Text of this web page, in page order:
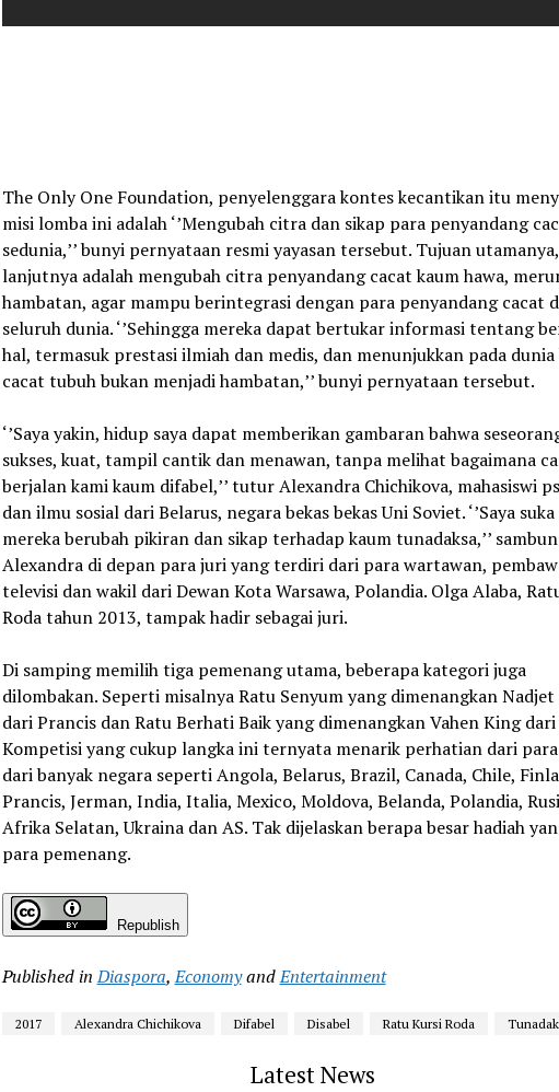
The Only One Foundation, penyelenggara kontes kecantikan itu
misi lomba ini adalah ‘’Mengubah citra dan sikap para penyandang
sedunia,’’ bunyi pernyataan resmi yayasan tersebut. Tujuan utamanya,
lanjutnya adalah mengubah citra penyandang cacat kaum hawa,
hambatan, agar mampu berintegrasi dengan para penyandang cacat
seluruh dunia. ‘’Sehingga mereka dapat bertukar informasi tentang
hal, termasuk prestasi ilmiah dan medis, dan menunjukkan pada dunia
cacat tubuh bukan menjadi hambatan,’’ bunyi pernyataan tersebut.
‘’Saya yakin, hidup saya dapat memberikan gambaran bahwa
sukses, kuat, tampil cantik dan menawan, tanpa melihat bagaimana
berjalan kami kaum difabel,’’ tutur Alexandra Chichikova, mahasiswi
dan ilmu sosial dari Belarus, negara bekas bekas Uni Soviet. ‘’Saya
mereka berubah pikiran dan sikap terhadap kaum tunadaksa,’’
Alexandra di depan para juri yang terdiri dari para wartawan,
televisi dan wakil dari Dewan Kota Warsawa, Polandia. Olga Alaba,
Roda tahun 2013, tampak hadir sebagai juri.
Di samping memilih tiga pemenang utama, beberapa kategori juga
dilombakan. Seperti misalnya Ratu Senyum yang dimenangkan Nadjet
dari Prancis dan Ratu Berhati Baik yang dimenangkan Vahen King dari
Kompetisi yang cukup langka ini ternyata menarik perhatian dari
dari banyak negara seperti Angola, Belarus, Brazil, Canada, Chile,
Prancis, Jerman, India, Italia, Mexico, Moldova, Belanda, Polandia,
Afrika Selatan, Ukraina dan AS. Tak dijelaskan berapa besar hadiah
para pemenang.
Republish
Published in Diaspora,EconomyandEntertainment
2017 Alexandra Chichikova Difabel Disabel Ratu Kursi Roda
Latest News